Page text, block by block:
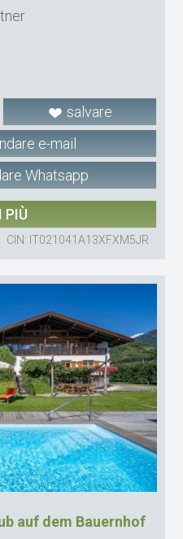
salvare
e-mail
Whatsapp
PIÙ
CIN: IT021041A13XFXM5JR
auf dem Bauernhof